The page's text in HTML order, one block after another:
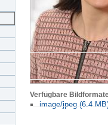
Verfügbare
image/jpeg (6.4